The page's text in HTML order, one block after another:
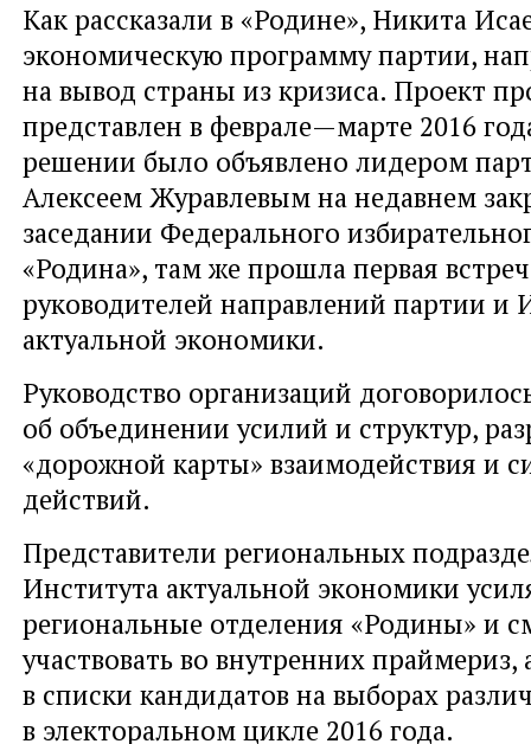
Как рассказали в «Родине», Никита
экономическую программу партии,
на вывод страны из кризиса. Проект
представлен в феврале—марте 2016
решении было объявлено лидером
Алексеем Журавлевым на недавнем
заседании Федерального
«Родина», там же прошла первая
руководителей направлений партии и
актуальной экономики.
Руководство организаций
об объединении усилий и структур,
«дорожной карты» взаимодействия и
действий.
Представители региональных
Института актуальной экономики
региональные отделения «Родины» и
участвовать во внутренних праймериз,
в списки кандидатов на выборах
в электоральном цикле 2016 года.